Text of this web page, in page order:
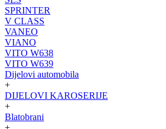
SPRINTER
V CLASS
VANEO
VIANO
VITO W638
VITO W639
Dijelovi automobila
+
DIJELOVI KAROSERIJE
+
Blatobrani